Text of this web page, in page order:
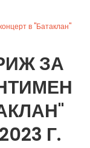
в "Батаклан"
ЗА
Г.